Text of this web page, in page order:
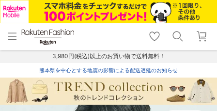
menu home
トップ
shopping_cart lock_outline
ログイン
3,980円(税込)以上のお買い物で送料無料！
熊本県を中心とする地震の影響による配送遅延のお知らせ